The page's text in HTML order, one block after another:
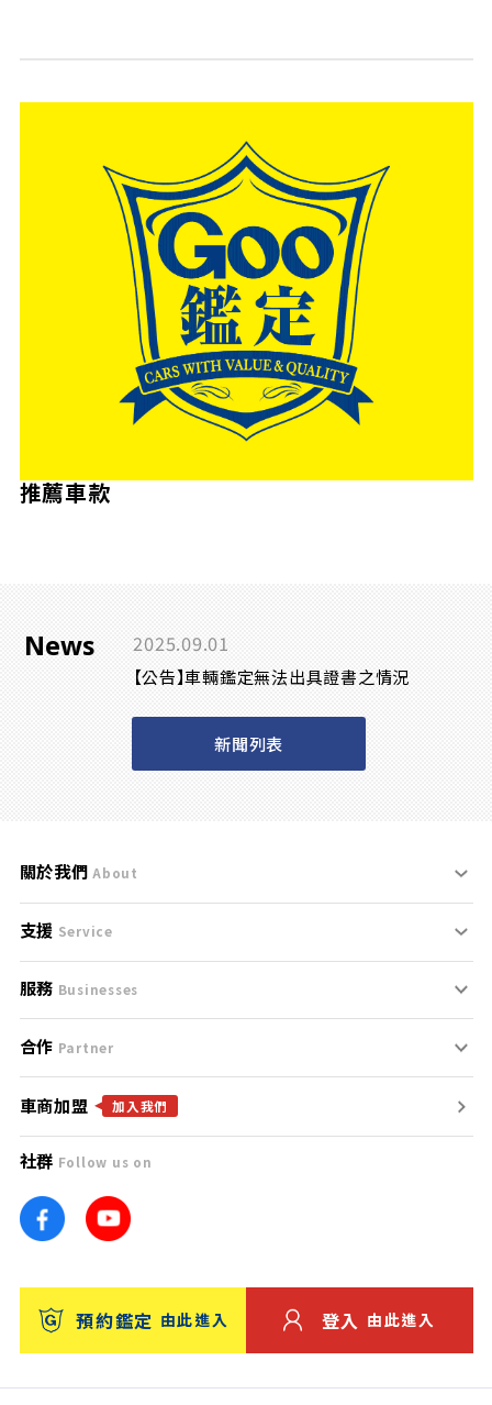
推薦車款
News 2025.09.01
【公告】車輛鑑定無法出具證書之情況
新聞列表
關於我們 About
刊登規範
服務條款
免責聲明
隱私權政策
團隊
車訊網
台灣優良中古車商大獎
支援 Service
支援中心
聯絡我們
服務 Businesses
什麼是Goo鑑定？
找好車
找好店
找海外車
消費者評價
保固
合作 Partner
合作夥伴
廣告合作
車商加盟 加入我們
社群 Follow us on
預約鑑定 由此進入 登入 由此進入